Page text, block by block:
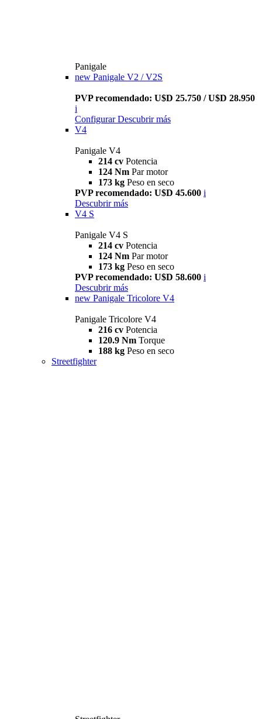
Panigale
new Panigale V2 / V2S
PVP recomendado: U$D 25.750 / U$D 28.950
i
Configurar Descubrir más
V4
Panigale V4
214 cv Potencia
124 Nm Par motor
173 kg Peso en seco
PVP recomendado: U$D 45.600 i
Descubrir más
V4 S
Panigale V4 S
214 cv Potencia
124 Nm Par motor
173 kg Peso en seco
PVP recomendado: U$D 58.600 i
Descubrir más
new Panigale Tricolore V4
Panigale Tricolore V4
216 cv Potencia
120.9 Nm Torque
188 kg Peso en seco
Streetfighter